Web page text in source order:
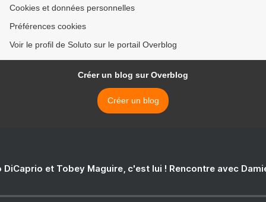
Cookies et données personnelles
Préférences cookies
Voir le profil de Soluto sur le portail Overblog
Créer un blog sur Overblog
Créer un blog
DiCaprio et Tobey Maguire, c'est lui ! Rencontre avec